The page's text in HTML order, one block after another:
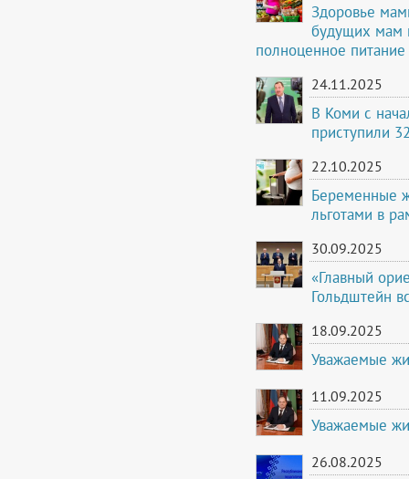
Здоровье
будущих мам
полноценное питание
24.11.2025
В Коми с
приступили
22.10.2025
Беременные
льготами в
30.09.2025
«Главный
Гольдштейн
18.09.2025
Уважаемые
11.09.2025
Уважаемые
26.08.2025